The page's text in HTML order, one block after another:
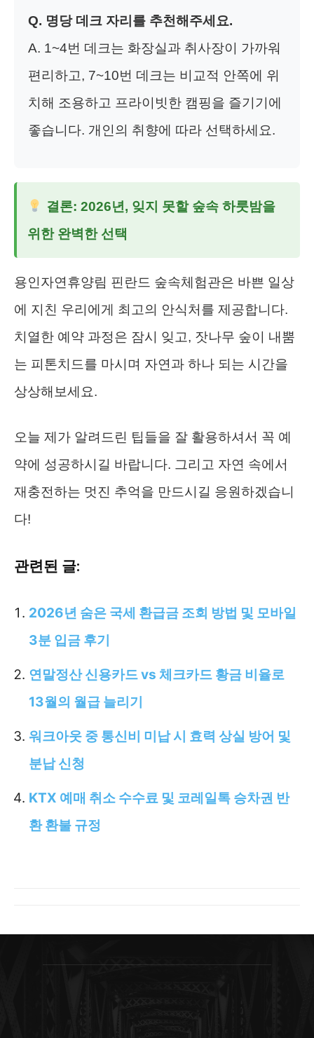
Q. 명당 데크 자리를 추천해주세요.
A. 1~4번 데크는 화장실과 취사장이 가까워
편리하고, 7~10번 데크는 비교적 안쪽에 위
치해 조용하고 프라이빗한 캠핑을 즐기기에
좋습니다. 개인의 취향에 따라 선택하세요.
결론: 2026년, 잊지 못할 숲속 하룻밤을
위한 완벽한 선택
용인자연휴양림 핀란드 숲속체험관은 바쁜 일상
에 지친 우리에게 최고의 안식처를 제공합니다.
치열한 예약 과정은 잠시 잊고, 잣나무 숲이 내뿜
는 피톤치드를 마시며 자연과 하나 되는 시간을
상상해보세요.
오늘 제가 알려드린 팁들을 잘 활용하셔서 꼭 예
약에 성공하시길 바랍니다. 그리고 자연 속에서
재충전하는 멋진 추억을 만드시길 응원하겠습니
다!
관련된 글:
2026년 숨은 국세 환급금 조회 방법 및 모바일
3분 입금 후기
연말정산 신용카드 vs 체크카드 황금 비율로
13월의 월급 늘리기
워크아웃 중 통신비 미납 시 효력 상실 방어 및
분납 신청
KTX 예매 취소 수수료 및 코레일톡 승차권 반
환 환불 규정